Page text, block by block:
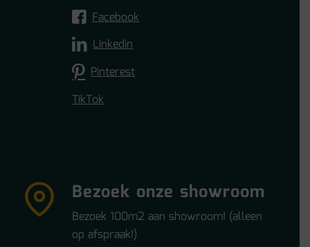
Facebook
Linkedin
Pinterest
TikTok
Bezoek onze showroom
Bezoek 100m2 aan showroom! (alleen
op afspraak!)